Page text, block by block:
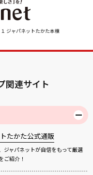
ジャパネットたかた本棟
関連サイト
たかた公式通販
ジャパネットが自信をもって厳選
ご紹介！